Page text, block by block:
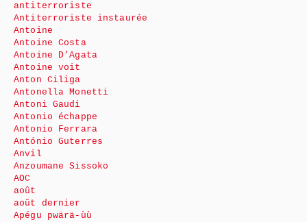
antiterroriste
Antiterroriste instaurée
Antoine
Antoine Costa
Antoine D’Agata
Antoine voit
Anton Ciliga
Antonella Monetti
Antoni Gaudi
Antonio échappe
Antonio Ferrara
António Guterres
Anvil
Anzoumane Sissoko
AOC
août
août dernier
Apégu pwärä-ùù